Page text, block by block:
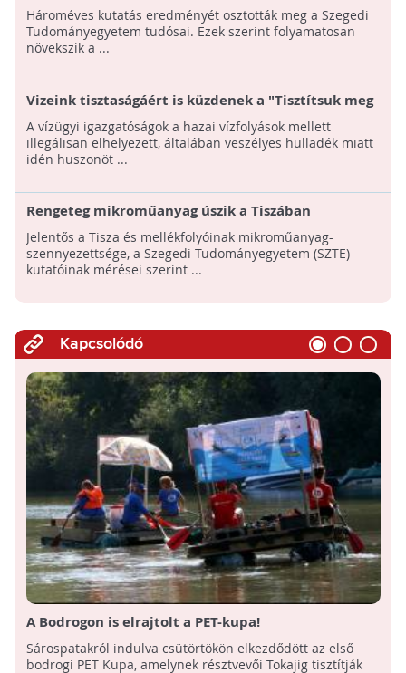
Hároméves kutatás eredményét osztották meg a Szegedi
Tudományegyetem tudósai. Ezek szerint folyamatosan
növekszik a ...
Vizeink tisztaságáért is küzdenek a "Tisztítsuk meg
az országot!" projekttel
A vízügyi igazgatóságok a hazai vízfolyások mellett
illegálisan elhelyezett, általában veszélyes hulladék miatt
idén huszonöt ...
Rengeteg mikroműanyag úszik a Tiszában
Jelentős a Tisza és mellékfolyóinak mikroműanyag-
szennyezettsége, a Szegedi Tudományegyetem (SZTE)
kutatóinak mérései szerint ...
Kapcsolódó
A Bodrogon is elrajtolt a PET-kupa!
Sárospatakról indulva csütörtökön elkezdődött az első
bodrogi PET Kupa, amelynek résztvevői Tokajig tisztítják